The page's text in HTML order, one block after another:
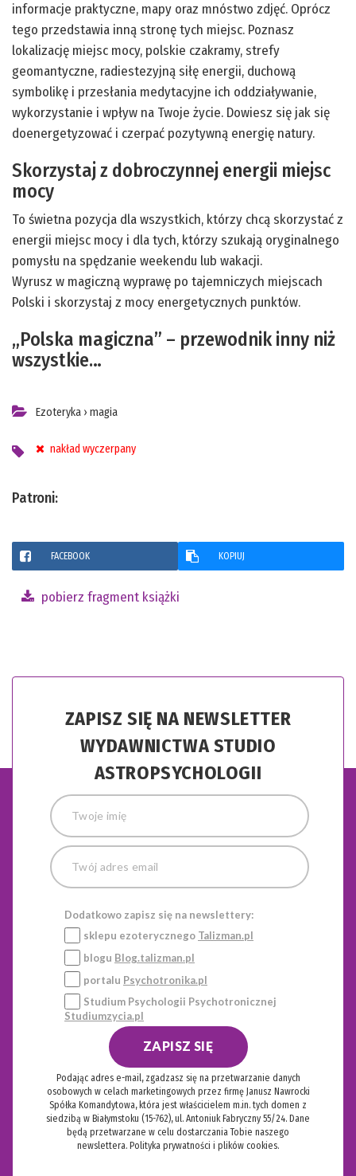
informacje praktyczne, mapy oraz mnóstwo zdjęć. Oprócz
tego przedstawia inną stronę tych miejsc. Poznasz
lokalizację miejsc mocy, polskie czakramy, strefy
geomantyczne, radiestezyjną siłę energii, duchową
symbolikę i przesłania medytacyjne ich oddziaływanie,
wykorzystanie i wpływ na Twoje życie. Dowiesz się jak się
doenergetyzować i czerpać pozytywną energię natury.
Skorzystaj z dobroczynnej energii miejsc
mocy
To świetna pozycja dla wszystkich, którzy chcą skorzystać z
energii miejsc mocy i dla tych, którzy szukają oryginalnego
pomysłu na spędzanie weekendu lub wakacji.
Wyrusz w magiczną wyprawę po tajemniczych miejscach
Polski i skorzystaj z mocy energetycznych punktów.
„Polska magiczna” – przewodnik inny niż
wszystkie…
Ezoteryka › magia
nakład wyczerpany
Patroni:
FACEBOOK KOPIUJ
pobierz fragment książki
ZAPISZ SIĘ NA NEWSLETTER
WYDAWNICTWA STUDIO
ASTROPSYCHOLOGII
Dodatkowo zapisz się na newslettery:
sklepu ezoterycznego Talizman.pl
blogu Blog.talizman.pl
portalu Psychotronika.pl
Studium Psychologii Psychotronicznej
Studiumzycia.pl
ZAPISZ SIĘ
Podając adres e-mail, zgadzasz się na przetwarzanie danych
osobowych w celach marketingowych przez firmę Janusz Nawrocki
Spółka Komandytowa, która jest właścicielem m.in. tych domen z
siedzibą w Białymstoku (15-762), ul. Antoniuk Fabryczny 55/24. Dane
będą przetwarzane w celu dostarczania Tobie naszego
newslettera. Polityka prywatności i plików cookies.